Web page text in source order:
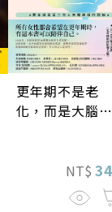
更年期不是老
化，而是大腦重
NT$